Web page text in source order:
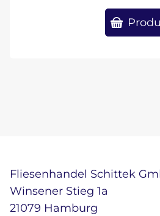
Fliesenhandel Schittek
Winsener Stieg 1a
21079 Hamburg